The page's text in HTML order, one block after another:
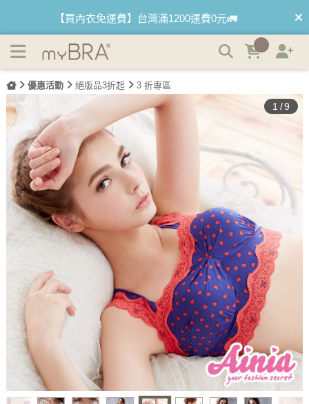
myBRA 最懂妳的內衣品牌
【首購優惠】新客最高可折$150再免運❗
【夏日滿額贈】把衣物壓縮收納袋回家 🌞
【父親節快樂】男內褲5件$999🧔
優惠活動 絕版品3折起 3 折專區
1 /9